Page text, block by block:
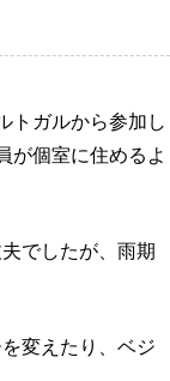
トガルから参加し
が個室に住めるよ
でしたが、雨期
変えたり、ベジ